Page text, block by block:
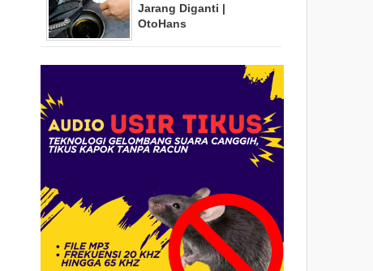
Jarang Diganti |
OtoHans